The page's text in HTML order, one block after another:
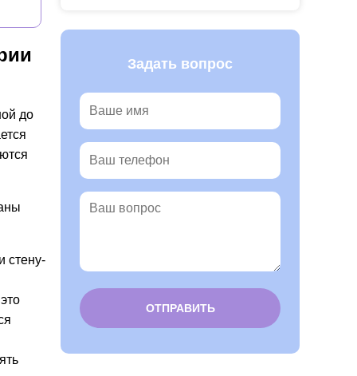
до
стену-
Задать вопрос